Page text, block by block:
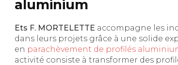
aluminium
Ets F. MORTELETTE accompagne les
dans leurs projets grâce à une solide
en parachèvement de profilés
activité consiste à transformer des